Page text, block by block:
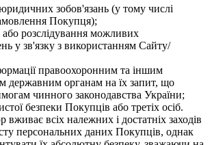
зобов'язань (у тому числі
Покупця);
або розслідування можливих
у зв'язку з використанням Сайту/
правоохоронним та іншим
державним органам на їх запит, що
чинного законодавства України;
безпеки Покупців або третіх осіб.
вживає всіх належних і достатніх заходів
персональних даних Покупців, однак